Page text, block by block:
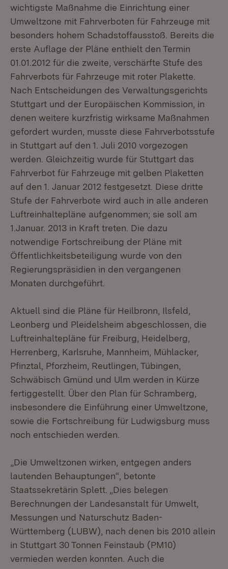
wichtigste Maßnahme die Einrichtung einer
Umweltzone mit Fahrverboten für Fahrzeuge mit
besonders hohem Schadstoffausstoß. Bereits die
erste Auflage der Pläne enthielt den Termin
01.01.2012 für die zweite, verschärfte Stufe des
Fahrverbots für Fahrzeuge mit roter Plakette.
Nach Entscheidungen des Verwaltungsgerichts
Stuttgart und der Europäischen Kommission, in
denen weitere kurzfristig wirksame Maßnahmen
gefordert wurden, musste diese Fahrverbotsstufe
in Stuttgart auf den 1. Juli 2010 vorgezogen
werden. Gleichzeitig wurde für Stuttgart das
Fahrverbot für Fahrzeuge mit gelben Plaketten
auf den 1. Januar 2012 festgesetzt. Diese dritte
Stufe der Fahrverbote wird auch in alle anderen
Luftreinhaltepläne aufgenommen; sie soll am
1.Januar. 2013 in Kraft treten. Die dazu
notwendige Fortschreibung der Pläne mit
Öffentlichkeitsbeteiligung wurde von den
Regierungspräsidien in den vergangenen
Monaten durchgeführt.
Aktuell sind die Pläne für Heilbronn, Ilsfeld,
Leonberg und Pleidelsheim abgeschlossen, die
Luftreinhaltepläne für Freiburg, Heidelberg,
Herrenberg, Karlsruhe, Mannheim, Mühlacker,
Pfinztal, Pforzheim, Reutlingen, Tübingen,
Schwäbisch Gmünd und Ulm werden in Kürze
fertiggestellt. Über den Plan für Schramberg,
insbesondere die Einführung einer Umweltzone,
sowie die Fortschreibung für Ludwigsburg muss
noch entschieden werden.
„Die Umweltzonen wirken, entgegen anders
lautenden Behauptungen“, betonte
Staatssekretärin Splett. „Dies belegen
Berechnungen der Landesanstalt für Umwelt,
Messungen und Naturschutz Baden-
Württemberg (LUBW), nach denen bis 2010 allein
in Stuttgart 30 Tonnen Feinstaub (PM10)
vermieden werden konnten. Auch die